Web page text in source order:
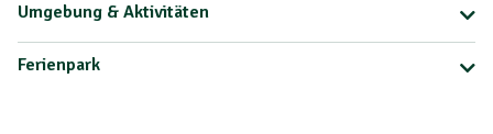
Umgebung & Aktivitäten
Ferienpark